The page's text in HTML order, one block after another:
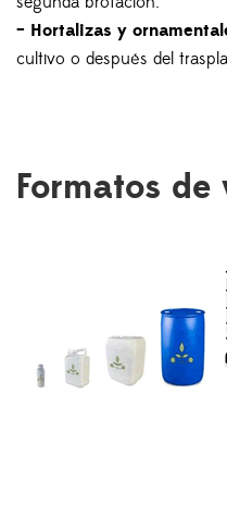
– Hortalizas y
cultivo o después del
Formatos de